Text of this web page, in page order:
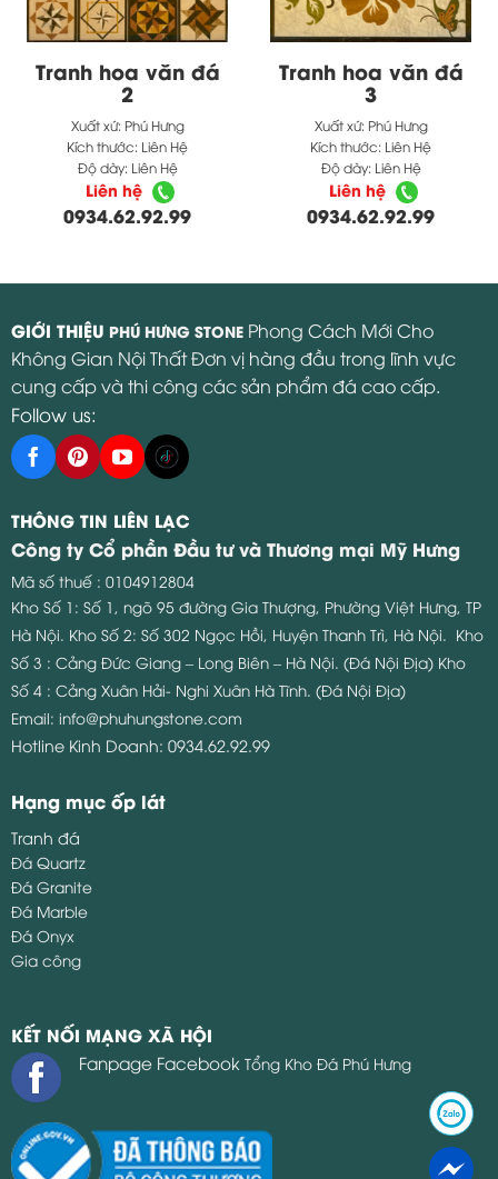
Tranh hoa văn đá
2
Xuất xứ: Phú Hưng
Kích thước: Liên Hệ
Độ dày: Liên Hệ
Liên hệ
0934.62.92.99
Tranh hoa văn đá
3
Xuất xứ: Phú Hưng
Kích thước: Liên Hệ
Độ dày: Liên Hệ
Liên hệ
0934.62.92.99
GIỚI THIỆU PHÚ HƯNG STONE Phong Cách Mới Cho
Không Gian Nội Thất Đơn vị hàng đầu trong lĩnh vực
cung cấp và thi công các sản phẩm đá cao cấp.
Follow us:
THÔNG TIN LIÊN LẠC
Công ty Cổ phần Đầu tư và Thương mại Mỹ Hưng
Mã số thuế : 0104912804
Kho Số 1: Số 1, ngõ 95 đường Gia Thượng, Phường Việt Hưng, TP
Hà Nội. Kho Số 2: Số 302 Ngọc Hồi, Huyện Thanh Trì, Hà Nội. Kho
Số 3 : Cảng Đức Giang – Long Biên – Hà Nội. (Đá Nội Địa) Kho
Số 4 : Cảng Xuân Hải- Nghi Xuân Hà Tĩnh. (Đá Nội Địa)
Email: info@phuhungstone.com
Hotline Kinh Doanh: 0934.62.92.99
Hạng mục ốp lát
Tranh đá
Đá Quartz
Đá Granite
Đá Marble
Đá Onyx
Gia công
KẾT NỐI MẠNG XÃ HỘI
Fanpage Facebook Tổng Kho Đá Phú Hưng